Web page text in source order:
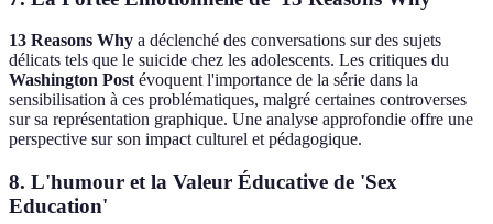
13 Reasons Why a déclenché des conversations sur des sujets
délicats tels que le suicide chez les adolescents. Les critiques du
Washington Postévoquent l'importance de la série dans la
sensibilisation à ces problématiques, malgré certaines controverses
sur sa représentation graphique. Une analyse approfondie offre une
perspective sur son impact culturel et pédagogique.
8. L'humour et la Valeur Éducative de 'Sex
Education'